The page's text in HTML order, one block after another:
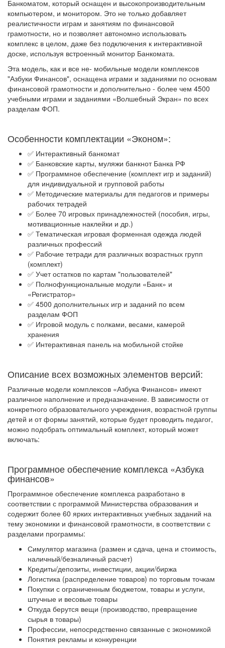
Банкоматом, который оснащен и высокопроизводительным
компьютером, и монитором. Это не только добавляет
реалистичности играм и занятиям по финансовой
грамотности, но и позволяет автономно использовать
комплекс в целом, даже без подключения к интерактивной
доске, используя встроенный монитор Банкомата.
Эта модель, как и все не- мобильные модели комплексов
"Азбуки Финансов", оснащена играми и заданиями по основам
финансовой грамотности и дополнительно - более чем 4500
учебными играми и заданиями «Волшебный Экран» по всех
разделам ФОП.
Особенности комплектации «Эконом»:
✅ Интерактивный банкомат
✅ Банковские карты, муляжи банкнот Банка РФ
✅ Программное обеспечение (комплект игр и заданий)
для индивидуальной и групповой работы
✅ Методические материалы для педагогов и примеры
рабочих тетрадей
✅ Более 70 игровых принадлежностей (пособия, игры,
мотивационные наклейки и др.)
✅ Тематическая игровая форменная одежда людей
различных профессий
✅ Рабочие тетради для различных возрастных групп
(комплект)
✅ Учет остатков по картам "пользователей"
✅ Полнофункциональные модули «Банк» и
«Регистратор»
✅ 4500 дополнительных игр и заданий по всем
разделам ФОП
✅ Игровой модуль с полками, весами, камерой
хранения
✅ Интерактивная панель на мобильной стойке
Описание всех возможных элементов версий:
Различные модели комплексов «Азбука Финансов» имеют
различное наполнение и предназначение. В зависимости от
конкретного образовательного учреждения, возрастной группы
детей и от формы занятий, которые будет проводить педагог,
можно подобрать оптимальный комплект, который может
включать:
Программное обеспечение комплекса «Азбука
финансов»
Программное обеспечение комплекса разработано в
соответствии с программой Министерства образования и
содержит более 60 ярких интерактивных учебных заданий на
тему экономики и финансовой грамотности, в соответствии с
разделами программы:
Симулятор магазина (размен и сдача, цена и стоимость,
наличный/безналичный расчет)
Кредиты/депозиты, инвестиции, акции/биржа
Логистика (распределение товаров) по торговым точкам
Покупки с ограниченным бюджетом, товары и услуги,
штучные и весовые товары
Откуда берутся вещи (производство, превращение
сырья в товары)
Профессии, непосредственно связанные с экономикой
Понятия рекламы и конкуренции